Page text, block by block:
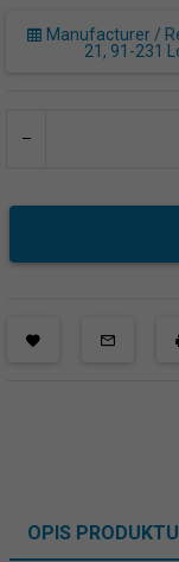
Manufacturer /
21, 91-231
OPIS PRODUKTU